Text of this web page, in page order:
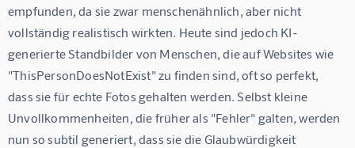
empfunden, da sie zwar menschenähnlich, aber nicht
vollständig realistisch wirkten. Heute sind jedoch KI-
generierte Standbilder von Menschen, die auf Websites wie
"ThisPersonDoesNotExist" zu finden sind, oft so perfekt,
dass sie für echte Fotos gehalten werden. Selbst kleine
Unvollkommenheiten, die früher als "Fehler" galten, werden
nun so subtil generiert, dass sie die Glaubwürdigkeit